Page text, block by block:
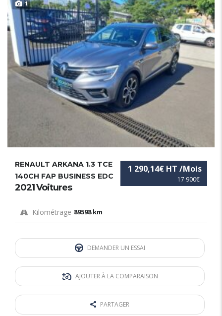
1
17 900€
1 290,14€ HT /Mois
RENAULT ARKANA 1.3 TCE
140CH FAP BUSINESS EDC
2021 Voitures
Kilométrage 89598 km
DEMANDER UN ESSAI
AJOUTER À LA COMPARAISON
PARTAGER